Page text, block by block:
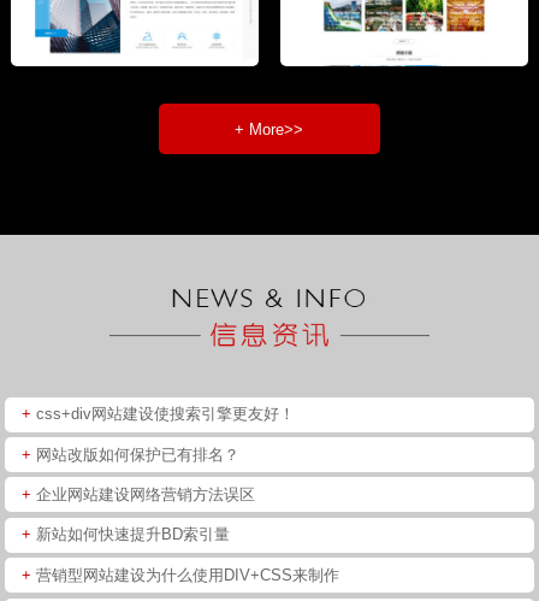
+ More>>
+ css+div网站建设使搜索引擎更友好！
+ 网站改版如何保护已有排名？
+ 企业网站建设网络营销方法误区
+ 新站如何快速提升BD索引量
+ 营销型网站建设为什么使用DIV+CSS来制作